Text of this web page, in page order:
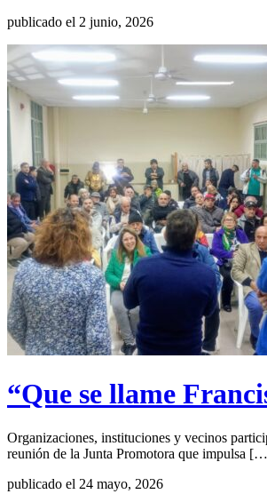
publicado el 2 junio, 2026
“Que se llame
Organizaciones, instituciones y vecinos
reunión de la Junta Promotora que impulsa
publicado el 24 mayo, 2026